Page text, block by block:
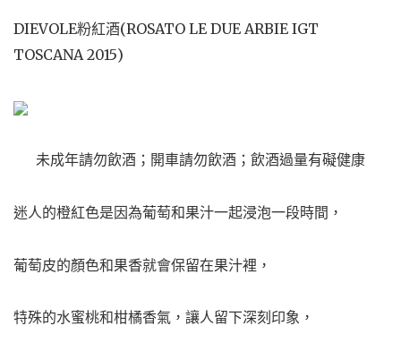
DIEVOLE粉紅酒(ROSATO LE DUE ARBIE IGT
TOSCANA 2015)
未成年請勿飲酒；開車請勿飲酒；飲酒過量有礙健康
迷人的橙紅色是因為葡萄和果汁一起浸泡一段時間，
葡萄皮的顏色和果香就會保留在果汁裡，
特殊的水蜜桃和柑橘香氣，讓人留下深刻印象，